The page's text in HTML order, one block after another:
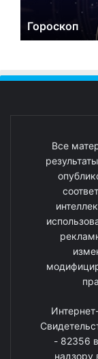
Гороскоп
Все
- 82356
надзору